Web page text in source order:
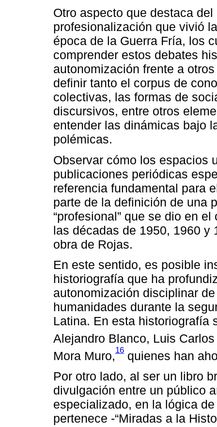
Otro aspecto que destaca
profesionalización que vivió
época de la Guerra Fría, los
comprender estos debates
autonomización frente a
definir tanto el corpus de
colectivas, las formas de
discursivos, entre otros
entender las dinámicas bajo
polémicas.
Observar cómo los espacios
publicaciones periódicas
referencia fundamental para
parte de la definición de una
“profesional” que se dio en
las décadas de 1950, 1960 y
obra de Rojas.
En este sentido, es posible
historiografía que ha
autonomización disciplinar
humanidades durante la
Latina. En esta historiografía
Alejandro Blanco, Luis
Mora Muro,16 quienes han
Por otro lado, al ser un libro
divulgación entre un público
especializado, en la lógica
pertenece -“Miradas a la